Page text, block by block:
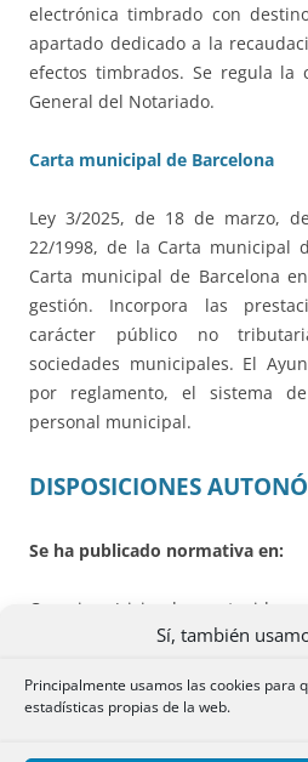
Sí, también
Principalmente usamos las cookies para
estadísticas propias de la web.
electrónica timbrado con
apartado dedicado a la
efectos timbrados. Se regula la
General del Notariado.
Carta municipal de Barcelona
Ley 3/2025, de 18 de marzo,
22/1998, de la Carta municipal
Carta municipal de Barcelona
gestión. Incorpora las
carácter público no
sociedades municipales. El
por reglamento, el sistema
personal municipal.
DISPOSICIONES
Se ha publicado normativa en:
Canarias (vivienda protegida,
Mancha (integridad pública,
audiovisual), La Rioja
(estadística)